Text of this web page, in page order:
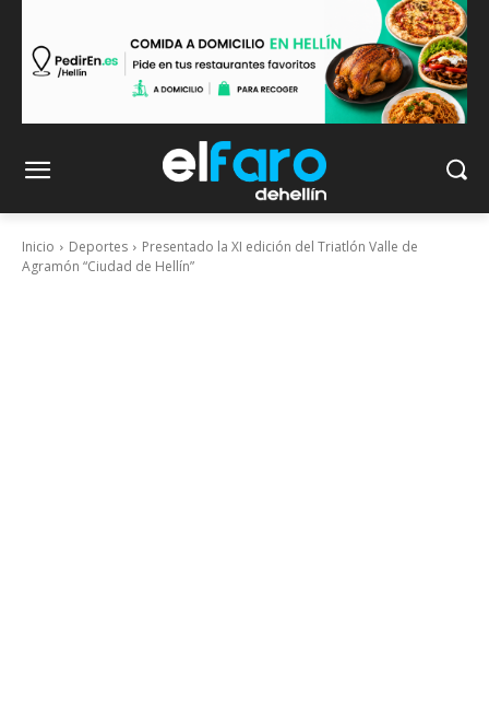
Inicio Deportes
Presentado la XI edición del Triatlón Valle de
Agramón “Ciudad de Hellín”